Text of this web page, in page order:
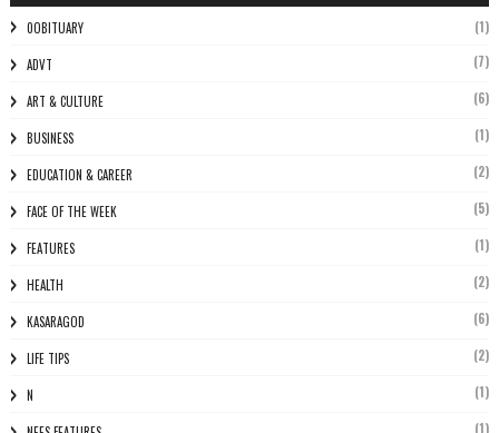
0OBITUARY (1)
ADVT (7)
ART & CULTURE (6)
BUSINESS (1)
EDUCATION & CAREER (2)
FACE OF THE WEEK (5)
FEATURES (1)
HEALTH (2)
KASARAGOD (6)
LIFE TIPS (2)
N (1)
(1)